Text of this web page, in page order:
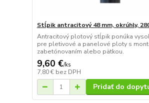
Stĺpik antracitový 48 mm, okrúhly,
Antracitový plotový stĺpik ponúka
pre pletivové a panelové ploty s
zabetónovaním alebo pätkou.
9,60 €/ks
7,80 € bez DPH
Pridať do